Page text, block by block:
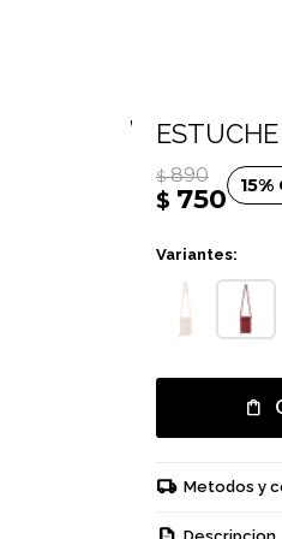
$ 750
$ 890 15
Variantes:
Metodos y